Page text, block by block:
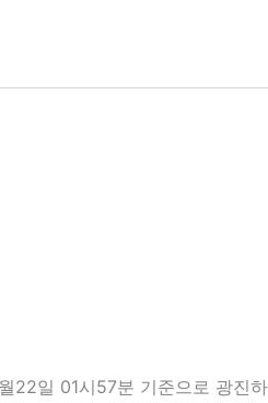
일 01시57분 기준으로 광진